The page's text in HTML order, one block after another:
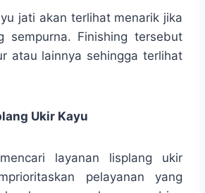
jati akan terlihat menarik jika
sempurna. Finishing tersebut
atau lainnya sehingga terlihat
Ukir Kayu
layanan lisplang ukir
pelayanan yang